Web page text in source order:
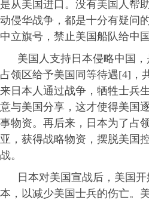
是从美国进口。没有美国人帮
动侵华战争，都是十分有疑问
中立旗号，禁止美国船队给中
美国人支持日本侵略中国
占领区给予美国同等待遇[4]，
来日本人通过战争，牺牲士兵
意与美国分享，这才使得美国
事物资。再后来，日本为了占
亚，获得战略物资，摆脱美国
战。
日本对美国宣战后，美国
本，以减少美国士兵的伤亡。